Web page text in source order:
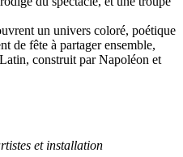
un univers coloré, poétique
de fête à partager ensemble,
construit par Napoléon et
et installation